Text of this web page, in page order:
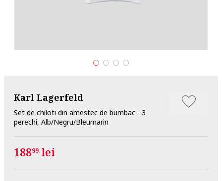
Karl Lagerfeld
Set de chiloti din amestec de bumbac - 3
perechi, Alb/Negru/Bleumarin
18899 lei